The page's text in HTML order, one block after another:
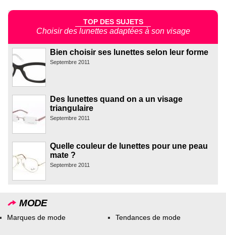
TOP DES SUJETS
Choisir des lunettes adaptées à son visage
Bien choisir ses lunettes selon leur forme
Septembre 2011
Des lunettes quand on a un visage
triangulaire
Septembre 2011
Quelle couleur de lunettes pour une peau
mate ?
Septembre 2011
MODE
Marques de mode Tendances de mode